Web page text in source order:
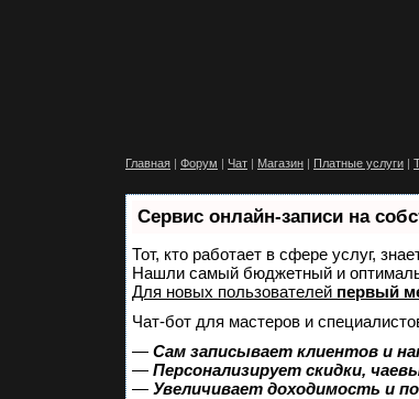
Главная | Форум | Чат | Магазин | Платные услуги |
Сервис онлайн-записи на
Тот, кто работает в сфере услуг,
Нашли самый бюджетный и
Для новых пользователей первый
Чат-бот для мастеров и
— Сам записывает клиентов и
— Персонализирует скидки,
— Увеличивает доходимость и